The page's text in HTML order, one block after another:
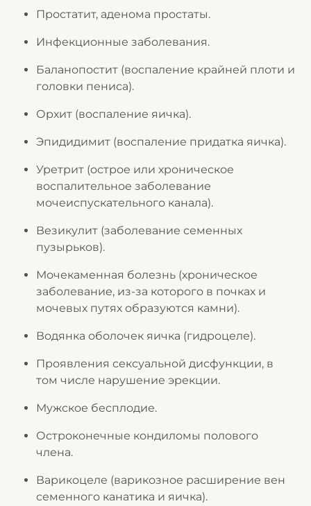
Простатит, аденома простаты.
Инфекционные заболевания.
Баланопостит (воспаление крайней плоти и
головки пениса).
Орхит (воспаление яичка).
Эпидидимит (воспаление придатка яичка).
Уретрит (острое или хроническое
воспалительное заболевание
мочеиспускательного канала).
Везикулит (заболевание семенных
пузырьков).
Мочекаменная болезнь (хроническое
заболевание, из-за которого в почках и
мочевых путях образуются камни).
Водянка оболочек яичка (гидроцеле).
Проявления сексуальной дисфункции, в
том числе нарушение эрекции.
Мужское бесплодие.
Остроконечные кондиломы полового
члена.
Варикоцеле (варикозное расширение вен
семенного канатика и яичка).